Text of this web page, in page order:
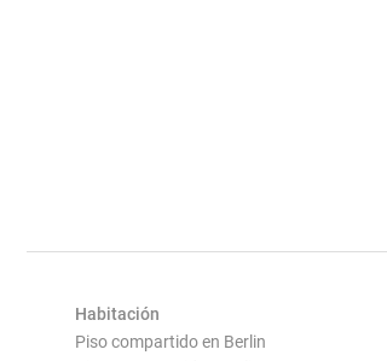
Habitación
Piso compartido en Berlin